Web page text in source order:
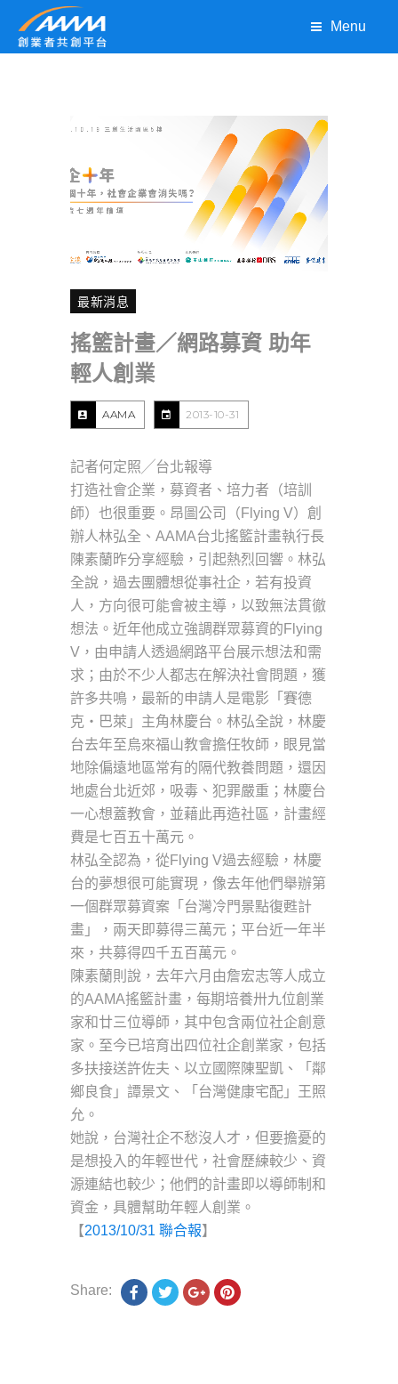
Menu
最新消息
搖籃計畫／網路募資 助年
輕人創業
AAMA 2013-10-31
記者何定照╱台北報導
打造社會企業，募資者、培力者（培訓
師）也很重要。昂圖公司（Flying V）創
辦人林弘全、AAMA台北搖籃計畫執行長
陳素蘭昨分享經驗，引起熱烈回響。林弘
全說，過去團體想從事社企，若有投資
人，方向很可能會被主導，以致無法貫徹
想法。近年他成立強調群眾募資的Flying
V，由申請人透過網路平台展示想法和需
求；由於不少人都志在解決社會問題，獲
許多共鳴，最新的申請人是電影「賽德
克‧巴萊」主角林慶台。林弘全說，林慶
台去年至烏來福山教會擔任牧師，眼見當
地除偏遠地區常有的隔代教養問題，還因
地處台北近郊，吸毒、犯罪嚴重；林慶台
一心想蓋教會，並藉此再造社區，計畫經
費是七百五十萬元。
林弘全認為，從Flying V過去經驗，林慶
台的夢想很可能實現，像去年他們舉辦第
一個群眾募資案「台灣冷門景點復甦計
畫」，兩天即募得三萬元；平台近一年半
來，共募得四千五百萬元。
陳素蘭則說，去年六月由詹宏志等人成立
的AAMA搖籃計畫，每期培養卅九位創業
家和廿三位導師，其中包含兩位社企創意
家。至今已培育出四位社企創業家，包括
多扶接送許佐夫、以立國際陳聖凱、「鄰
鄉良食」譚景文、「台灣健康宅配」王照
允。
她說，台灣社企不愁沒人才，但要擔憂的
是想投入的年輕世代，社會歷練較少、資
源連結也較少；他們的計畫即以導師制和
資金，具體幫助年輕人創業。
【2013/10/31 聯合報】
Share: